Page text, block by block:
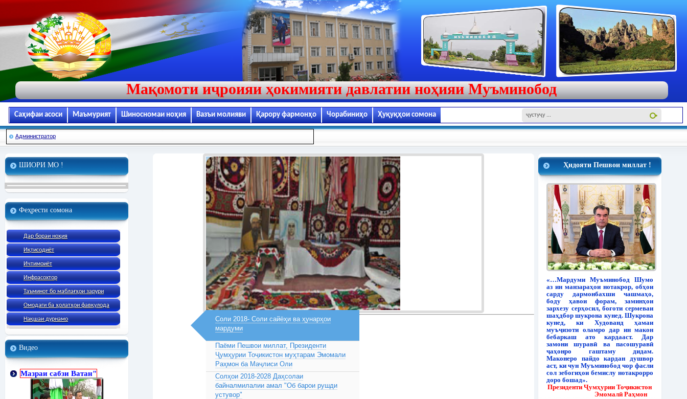
Мақомоти иҷроияи ҳокимияти давлатии ноҳияи Муъминобод
Саҳифаи асоси Маъмурият Шиносномаи ноҳия Вазъи молияви Қарору фармонҳо Чорабиниҳо Ҳуқуқҳои сомона
Администратор
ШИОРИ МО !
Феҳрести сомона
Дар бораи ноҳия
Иқтисодиёт
Ичтимоиёт
Инфрасохтор
Таъминот бо маблағҳои зарури
Омодаги ба ҳолатҳои фавқулода
Нақшаи дурнамо
Видео
Мазраи сабзи Ватан"
Ҳидояти Пешвои миллат !
«…Мардуми Муъминобод Шумо
аз ин манзараҳои нотакрор, обҳои
сарду дармонбахши чашмаҳо,
боду ҳавои форам, заминҳои
зархезу серҳосил, боғоти сермеваи
шаҳдбор шукрона кунед. Шукрона
кунед, ки Худованд ҳамаи
муъҷизоти оламро дар ин макон
бебаркаш ато кардааст. Дар
замони шуравӣ ва пасошуравӣ
ҷаҳонро гаштаму дидам.
Маконеро пайдо кардан душвор
аст, ки чун Муъминобод чор фасли
сол зебогиҳои бемислу нотакрорро
доро бошад».
Президенти Ҷумҳурии Тоҷикистон
Эмомалӣ Раҳмон
Соли 2018- Соли сайёҳи ва ҳунарҳои
мардуми
Паёми Пешвои миллат, Президенти
Ҷумҳурии Тоҷикистон муҳтарам Эмомали
Раҳмон ба Маҷлиси Оли
Солҳои 2018-2028 Даҳсолаи
байналмилалии амал "Об барои рушди
устувор"